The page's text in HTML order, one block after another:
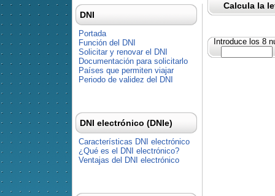
Calcula la
Introduce los 8
DNI
Portada
Función del DNI
Solicitar y renovar el DNI
Documentación para solicitarlo
Países que permiten viajar
Periodo de validez del DNI
DNI electrónico (DNIe)
Características DNI electrónico
¿Qué es el DNI electrónico?
Ventajas del DNI electrónico